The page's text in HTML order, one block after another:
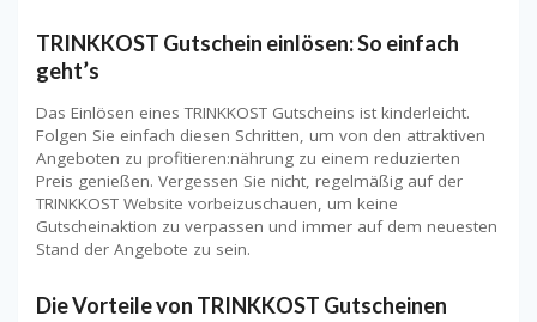
TRINKKOST Gutschein einlösen: So einfach
geht’s
Das Einlösen eines TRINKKOST Gutscheins ist kinderleicht.
Folgen Sie einfach diesen Schritten, um von den attraktiven
Angeboten zu profitieren:nährung zu einem reduzierten
Preis genießen. Vergessen Sie nicht, regelmäßig auf der
TRINKKOST Website vorbeizuschauen, um keine
Gutscheinaktion zu verpassen und immer auf dem neuesten
Stand der Angebote zu sein.
Die Vorteile von TRINKKOST Gutscheinen